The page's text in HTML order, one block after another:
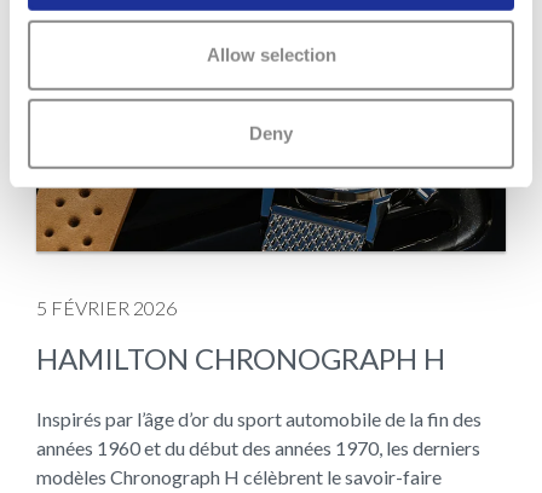
Allow selection
Deny
5 FÉVRIER 2026
HAMILTON CHRONOGRAPH H
Inspirés par l’âge d’or du sport automobile de la fin des
années 1960 et du début des années 1970, les derniers
modèles Chronograph H célèbrent le savoir-faire